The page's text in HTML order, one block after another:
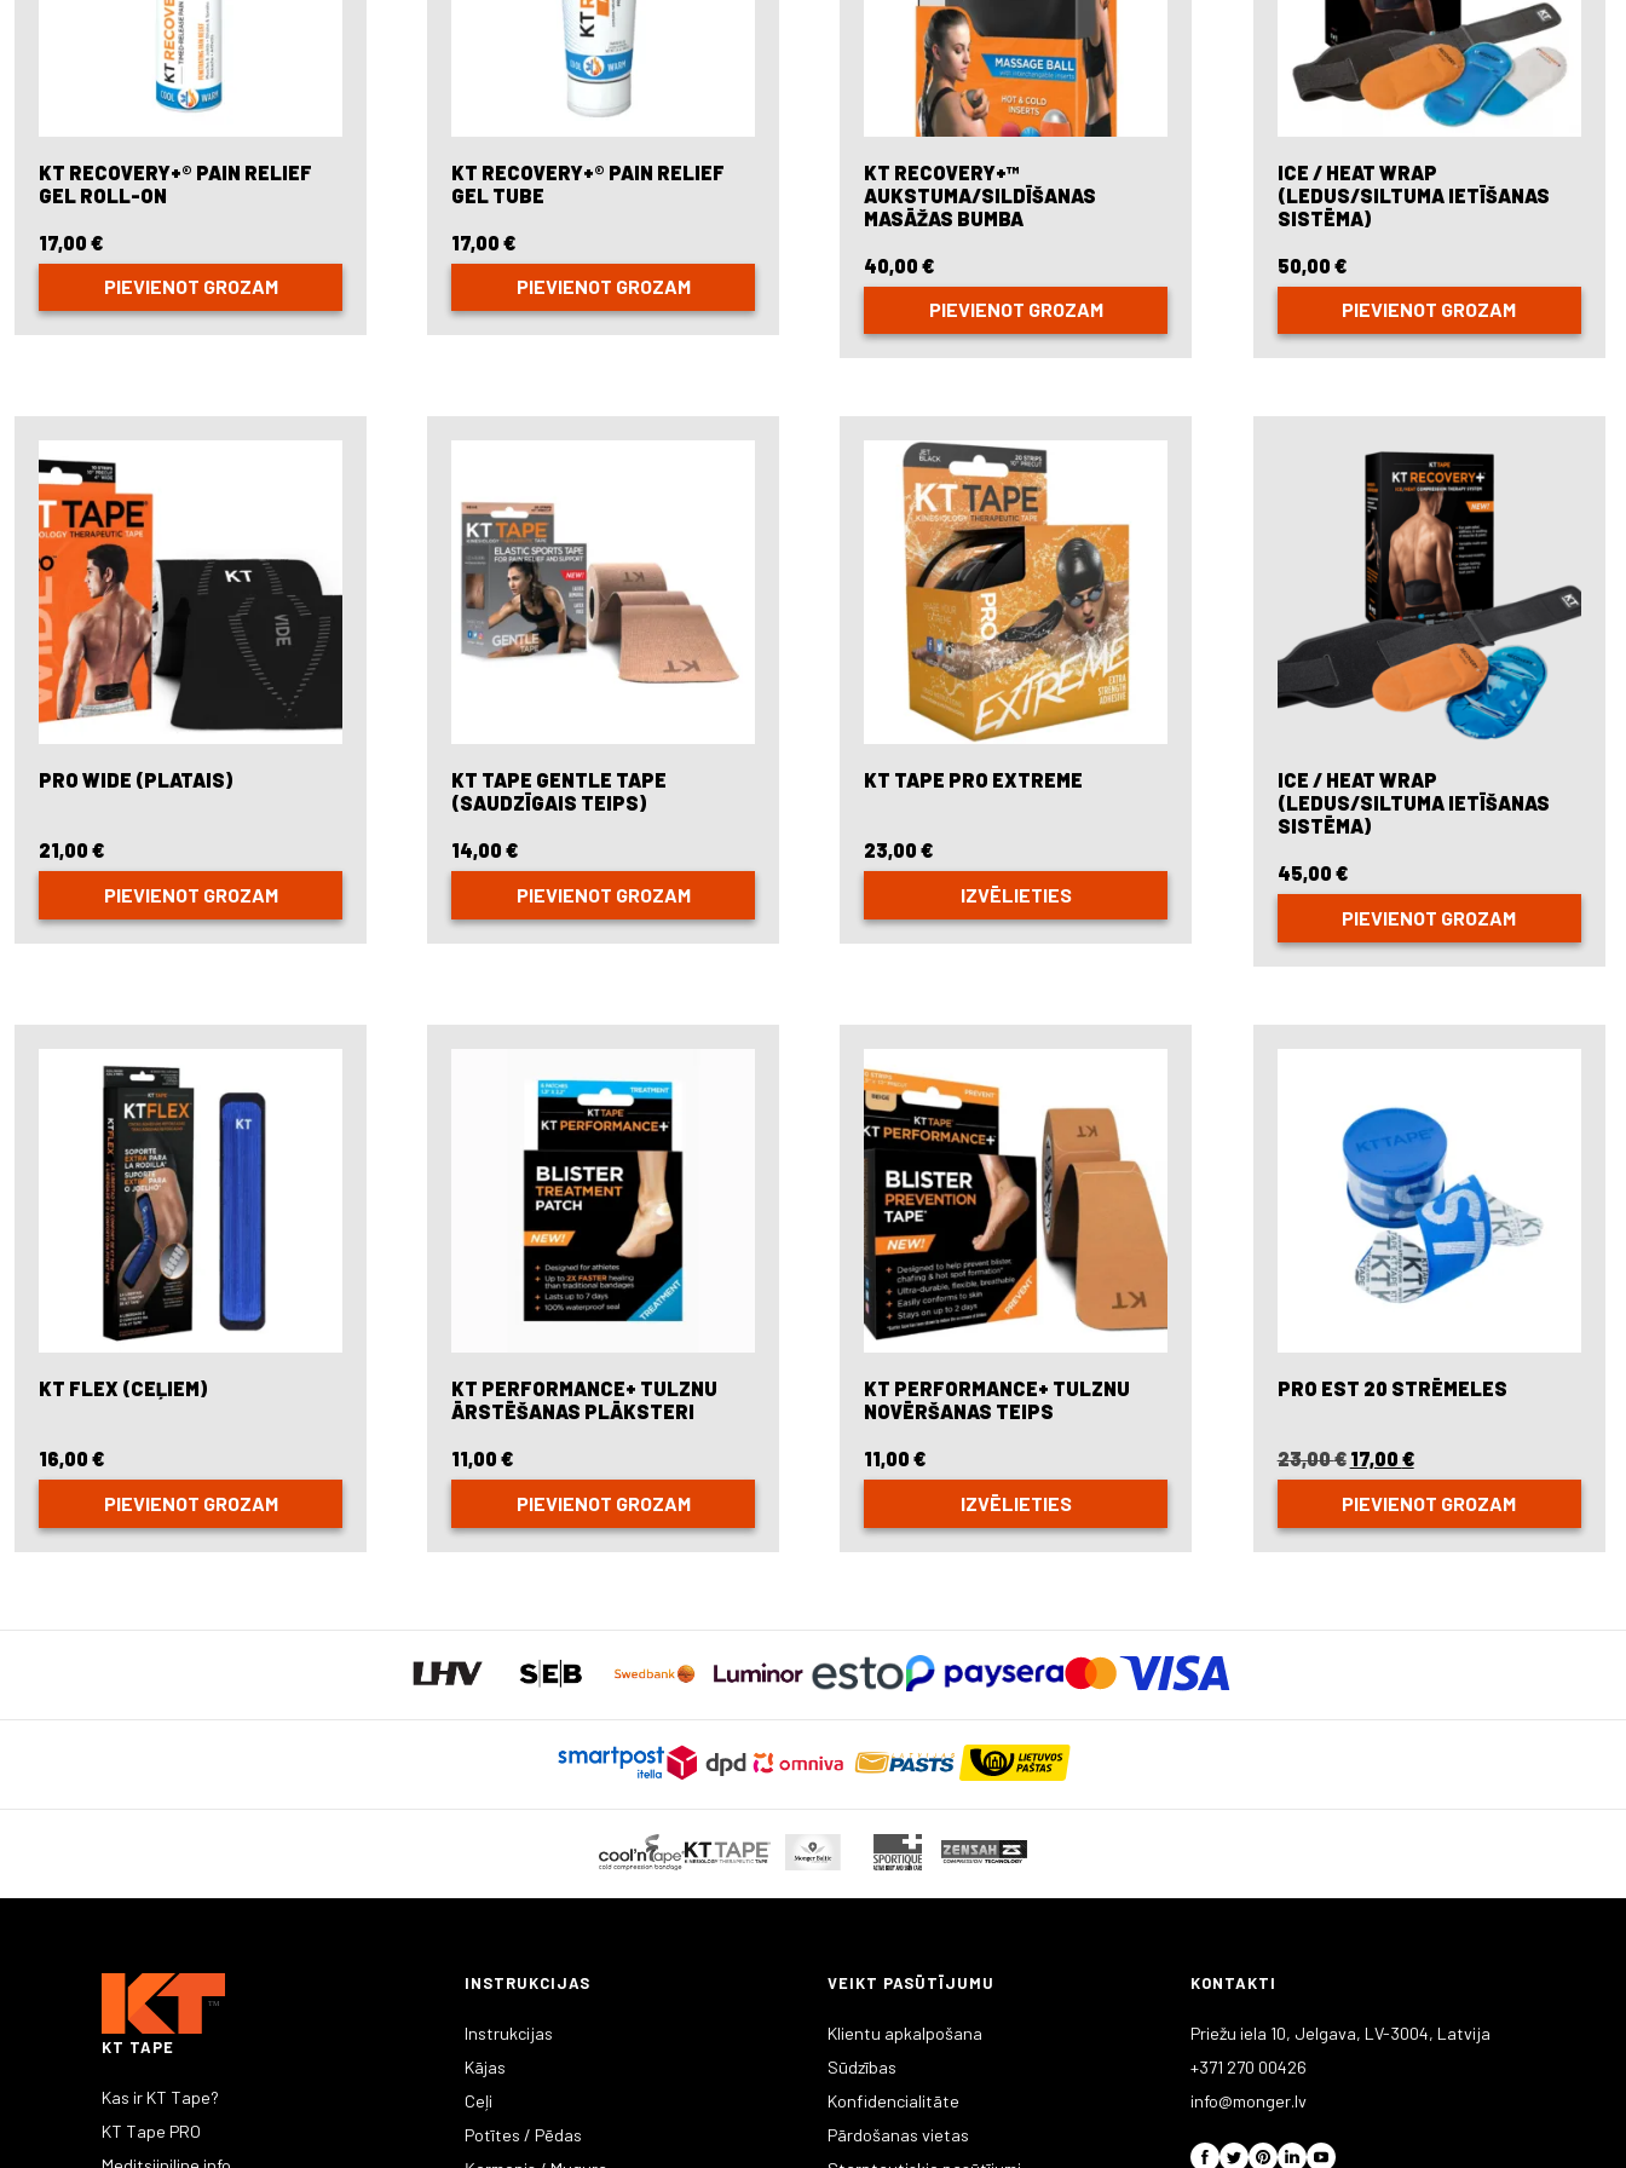
product
KT RECOVERY+® PAIN RELIEF
GEL ROLL-ON
17,00 €
PIEVIENOT GROZAM
KT RECOVERY+® PAIN RELIEF
GEL TUBE
17,00€
PIEVIENOT GROZAM
KT RECOVERY+™
AUKSTUMA/SILDĪŠANAS
MASĀŽAS BUMBA
40,00€
PIEVIENOT GROZAM
ICE / HEAT WRAP
(LEDUS/SILTUMA IETĪŠANAS
SISTĒMA)
50,00 €
PIEVIENOT GROZAM
PRO WIDE (PLATAIS)
21,00 €
PIEVIENOT GROZAM
KT TAPE GENTLE TAPE
(SAUDZĪGAIS TEIPS)
14,00€
PIEVIENOT GROZAM
KT TAPE PRO EXTREME
23,00€
IZVĒLIETIES
This
variants.
The
options
may
be
chosen
on
the
product
page
ICE / HEAT WRAP
(LEDUS/SILTUMA IETĪŠANAS
SISTĒMA)
45,00 €
PIEVIENOT GROZAM
KT FLEX (CEĻIEM)
16,00 €
PIEVIENOT GROZAM
KT PERFORMANCE+ TULZNU
ĀRSTĒŠANAS PLĀKSTERI
11,00€
PIEVIENOT GROZAM
KT PERFORMANCE+ TULZNU
NOVĒRŠANAS TEIPS
11,00€
IZVĒLIETIES
This
variants.
The
options
be
on
product
page
PRO EST 20 STRĒMELES
23,00€ Original
price
was:
23,00 €.
17,00 €Current
price
is:
17,00 €.
PIEVIENOT GROZAM
KT TAPE
Kas ir KT Tape?
KT Tape PRO
INSTRUKCIJAS
Instrukcijas
Kājas
Ceļi
Potītes / Pēdas
VEIKT PASŪTĪJUMU
Klientu apkalpošana
Sūdzības
Konfidencialitāte
Pārdošanas vietas
KONTAKTI
Priežu iela 10, Jelgava, LV-3004, Latvija
+371 270 00426
info@monger.lv